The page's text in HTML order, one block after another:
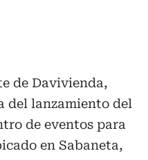
de Davivienda,
del lanzamiento del
de eventos para
en Sabaneta,